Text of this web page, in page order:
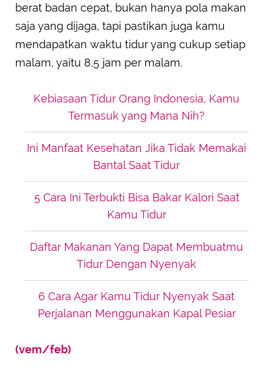
berat badan cepat, bukan hanya pola makan
saja yang dijaga, tapi pastikan juga kamu
mendapatkan waktu tidur yang cukup setiap
malam, yaitu 8,5 jam per malam.
Kebiasaan Tidur Orang Indonesia, Kamu
Termasuk yang Mana Nih?
Ini Manfaat Kesehatan Jika Tidak Memakai
Bantal Saat Tidur
5 Cara Ini Terbukti Bisa Bakar Kalori Saat
Kamu Tidur
Daftar Makanan Yang Dapat Membuatmu
Tidur Dengan Nyenyak
6 Cara Agar Kamu Tidur Nyenyak Saat
Perjalanan Menggunakan Kapal Pesiar
(vem/feb)